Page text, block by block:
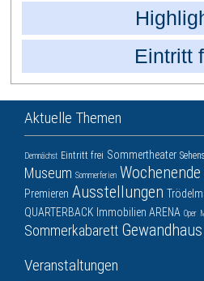
Eintritt
Aktuelle Themen
Demnächst Eintritt frei Sommertheater
Museum Sommerferien Wochenende
Premieren Ausstellungen
QUARTERBACK Immobilien ARENA Oper
Sommerkabarett Gewandhaus
Veranstaltungen